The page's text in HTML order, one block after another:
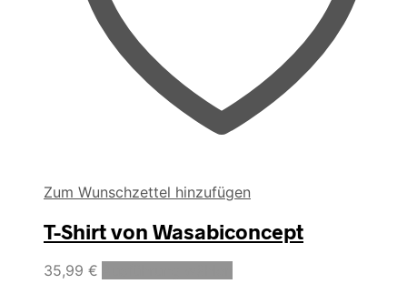
Zum Wunschzettel hinzufügen
T-Shirt von Wasabiconcept
35,99 €